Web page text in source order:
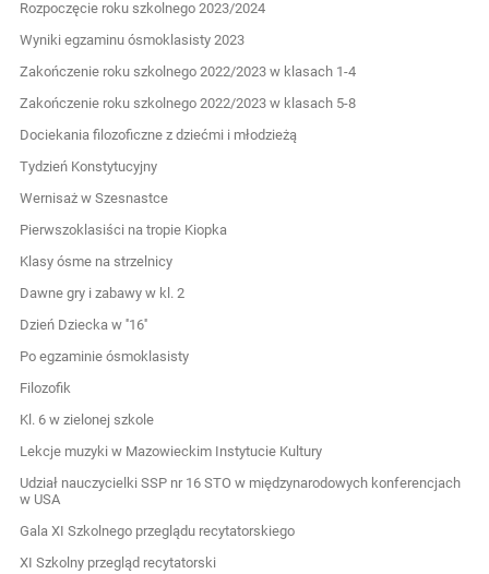
Rozpoczęcie roku szkolnego 2023/2024
Wyniki egzaminu ósmoklasisty 2023
Zakończenie roku szkolnego 2022/2023 w klasach 1-4
Zakończenie roku szkolnego 2022/2023 w klasach 5-8
Dociekania filozoficzne z dziećmi i młodzieżą
Tydzień Konstytucyjny
Wernisaż w Szesnastce
Pierwszoklasiści na tropie Kiopka
Klasy ósme na strzelnicy
Dawne gry i zabawy w kl. 2
Dzień Dziecka w ''16''
Po egzaminie ósmoklasisty
Filozofik
Kl. 6 w zielonej szkole
Lekcje muzyki w Mazowieckim Instytucie Kultury
Udział nauczycielki SSP nr 16 STO w międzynarodowych konferencjach
w USA
Gala XI Szkolnego przeglądu recytatorskiego
XI Szkolny przegląd recytatorski